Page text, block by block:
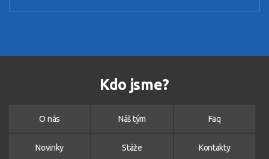
Kdo jsme?
O nás Náš tým Faq
Novinky Stáže Kontakty